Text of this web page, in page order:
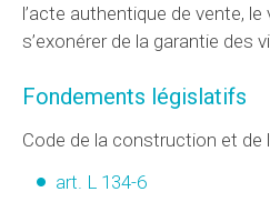
l’acte authentique de vente, le
s’exonérer de la garantie des
Fondements législatifs
Code de la construction et de
art. L 134-6